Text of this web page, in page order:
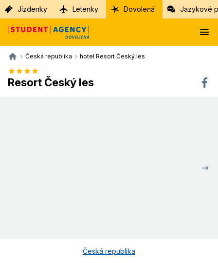
Jízdenky Letenky Dovolená Jazykové
Česká republika hotel Resort Český les
Resort Český les
Česká republika